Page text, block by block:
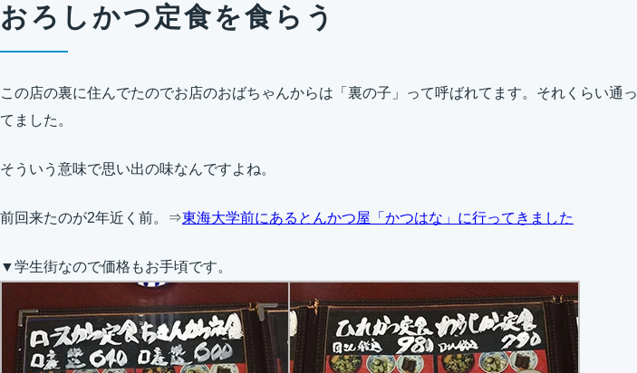
おろしかつ定食を食らう
この店の裏に住んでたのでお店のおばちゃんからは「裏の子」って呼ばれてます。それくらい通っ
てました。
そういう意味で思い出の味なんですよね。
前回来たのが2年近く前。⇒東海大学前にあるとんかつ屋「かつはな」に行ってきました
▼学生街なので価格もお手頃です。